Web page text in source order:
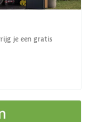
je een gratis